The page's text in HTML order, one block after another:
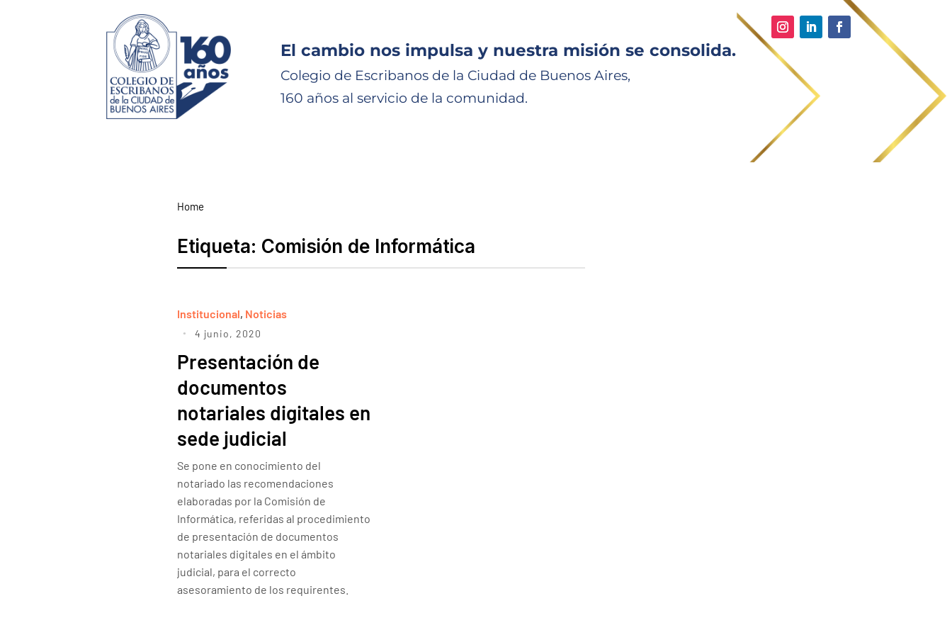
El cambio nos impulsa y nuestra misión se consolida.
Colegio de Escribanos de la Ciudad de Buenos Aires,
160 años al servicio de la comunidad.
Home
Etiqueta: Comisión de Informática
Institucional, Noticias
4 junio, 2020
Presentación de
documentos
notariales digitales en
sede judicial
Se pone en conocimiento del
notariado las recomendaciones
elaboradas por la Comisión de
Informática, referidas al procedimiento
de presentación de documentos
notariales digitales en el ámbito
judicial, para el correcto
asesoramiento de los requirentes.